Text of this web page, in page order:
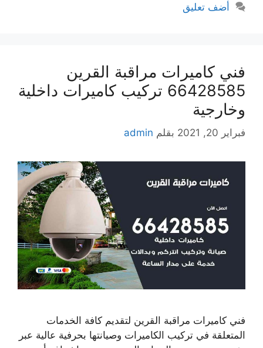
أضف تعليق
فني كاميرات مراقبة القرين
66428585 تركيب كاميرات داخلية
وخارجية
فبراير 20, 2021 بقلم admin
فني كاميرات مراقبة القرين لتقديم كافة الخدمات
المتعلقة في تركيب الكاميرات وصيانتها بحرفية عالية عبر